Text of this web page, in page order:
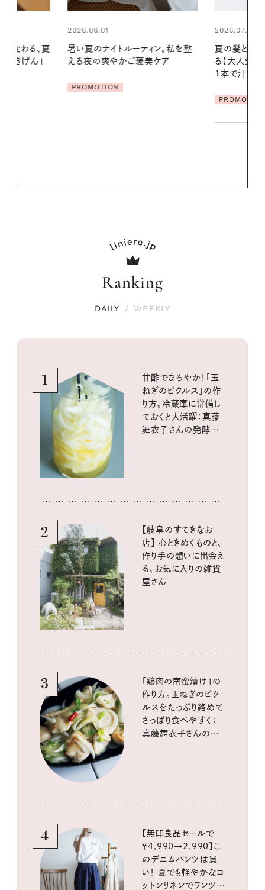
ン。私を整
ケア
2026.07.24
夏の髪と心が瞬時にリフレッシュす
る【大人気のドライシャンプー】 この
2026.07.21
リーとの重
Ranking
DAILY / WEEKLY
1
甘酢でまろやか！「玉
ねぎのピクルス」の作
り方。冷蔵庫に常備し
ておくと大活躍：真藤
舞衣子さんの発酵と
2
【岐阜のすてきなお
店】 心ときめくものと、
作り手の想いに出会え
る、お気に入りの雑貨
屋さん
3
「鶏肉の南蛮漬け」の
作り方。玉ねぎのピク
ルスをたっぷり絡めて
さっぱり食べやすく：
真藤舞衣子さんの発
4
【無印良品セールで
￥4,990→2,990】こ
のデニムパンツは買
い！ 夏でも軽やかなコ
ットンリネンでワンツー